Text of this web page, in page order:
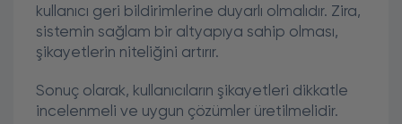
kullanıcı geri bildirimlerine duyarlı olmalıdır. Zira,
sistemin sağlam bir altyapıya sahip olması,
şikayetlerin niteliğini artırır.
Sonuç olarak, kullanıcıların şikayetleri dikkatle
incelenmeli ve uygun çözümler üretilmelidir.